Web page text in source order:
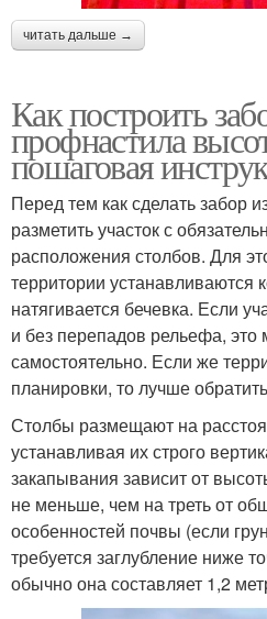
читать дальше →
Как построить
профнастила
пошаговая
Перед тем как сделать забор
разметить участок с
расположения столбов. Для
территории устанавливаются
натягивается бечевка. Если
и без перепадов рельефа, это
самостоятельно. Если же
планировки, то лучше
Столбы размещают на
устанавливая их строго
закапывания зависит от
не меньше, чем на треть от
особенностей почвы (если
требуется заглубление ниже
обычно она составляет 1,2